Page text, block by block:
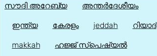
സൗദി അറേബ്യ അന്തർദേശീയം
ഇന്ത്യ കേരളം jeddah റിയാദ്
makkah ഹജ്ജ്‌ സ്പെഷ്യൽ